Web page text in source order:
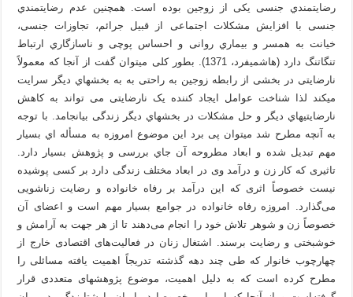
رضایتمندي جنسی یکی از زوجین بوده است. همچنین عدم رضایتمندي
جنسی با افزایش مشکلات اجتماعی از قبیل جرائم، تجاوزات جنسی،
خیانت به همسر و بیماري روانی و احساس پوچی و ناسازگاري ارتباط
تنگاتنگ دارد (هاشمی­فرد، 1371). بطور کلی می­توان گفت از آنجا که معمولاً
نارضایتی در بخشی از رابطه زوجین به راحتی به به بخش­هاي دیگر سرایت
می­کند لذا شناخت عوامل ایجاد کننده یک نارضایتی می تواند به کاهش
نارضایتیهاي دیگر و حل مشکلات در بخشهاي دیگر زندگی بیانجامد. با توجه
به آنچه مطرح شد می­توان پی برد این موضوع امروزه به مسأله اي بسیار
مهم تبدیل شده و ابعاد مطروحه آن جاي بررسی و پژوهش بسیار دارد.
تاثیری که کار زن و درآمد وی در ابعاد مختلف زندگی دارد بر کسی پوشیده
نیست خصوصاً اثری که این درآمد بر رفاه خانواده و رضایت زناشویی
می‌گذارد. امروزه رفاه خانواده در جوامع بسیار مهم است و اعضای آن
خصوصاً زن و شوهر تلاش خود را انجام می‌دهند تا از هر جهت به آرامش و
خوشبختی و رضایت برسند. اشتغال زنان در فعالیت‌های اقتصادی خارج از
چهارچوب خانوار که طی چند دهه گذشته تدریجاً اهمیت یافته مسائلی را
مطرح کرده است که به دلیل اهمیت، موضوع پژوهشهای متعددی قرار